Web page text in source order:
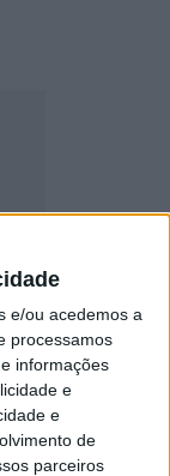
e/ou acedemos a
processamos
informações
e
e
de
parceiros